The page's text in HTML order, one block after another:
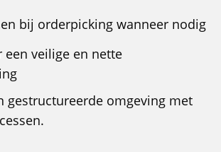
bij orderpicking wanneer nodig
een veilige en nette
gestructureerde omgeving met